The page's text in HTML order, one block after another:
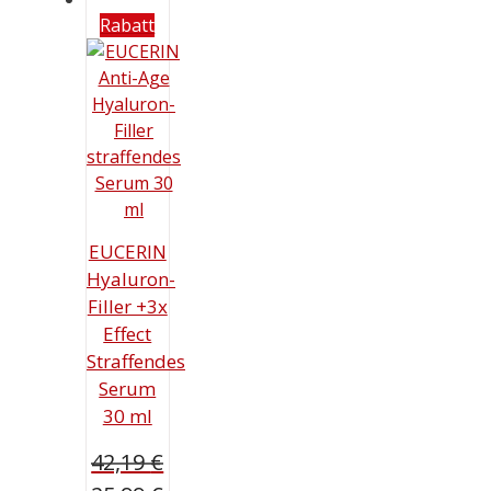
Rabatt
EUCERIN
Hyaluron-
Filler +3x
Effect
Straffendes
Serum
30 ml
42,19€